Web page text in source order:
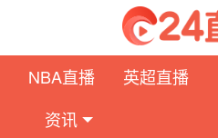
NBA直播 英超直播
资讯